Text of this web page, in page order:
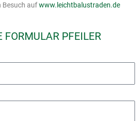
Besuch aufwww.leichtbalustraden.de
FORMULAR PFEILER